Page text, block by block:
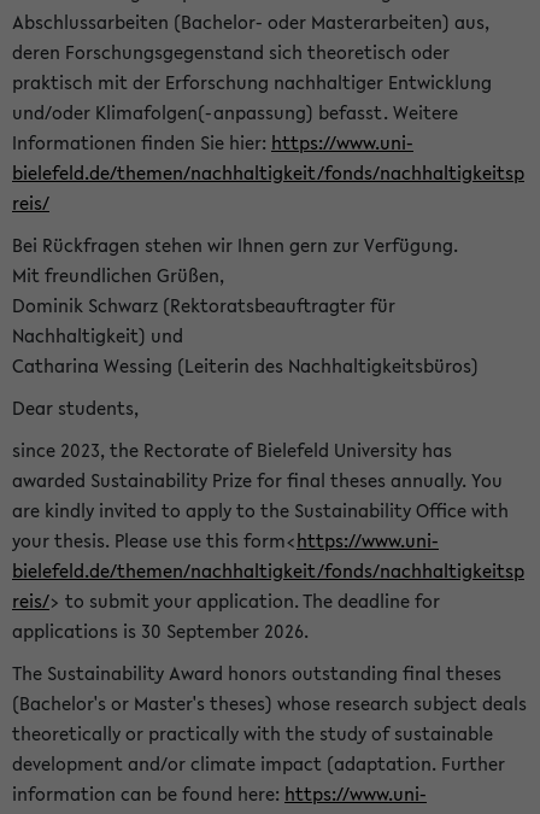
Abschlussarbeiten (Bachelor- oder Masterarbeiten) aus,
deren Forschungsgegenstand sich theoretisch oder
praktisch mit der Erforschung nachhaltiger Entwicklung
und/oder Klimafolgen(-anpassung) befasst. Weitere
Informationen finden Sie hier: https://www.uni-
bielefeld.de/themen/nachhaltigkeit/fonds/nachhaltigkeitsp
reis/
Bei Rückfragen stehen wir Ihnen gern zur Verfügung.
Mit freundlichen Grüßen,
Dominik Schwarz (Rektoratsbeauftragter für
Nachhaltigkeit) und
Catharina Wessing (Leiterin des Nachhaltigkeitsbüros)
Dear students,
since 2023, the Rectorate of Bielefeld University has
awarded Sustainability Prize for final theses annually. You
are kindly invited to apply to the Sustainability Office with
your thesis. Please use this form<https://www.uni-
bielefeld.de/themen/nachhaltigkeit/fonds/nachhaltigkeitsp
reis/> to submit your application. The deadline for
applications is 30 September 2026.
The Sustainability Award honors outstanding final theses
(Bachelor's or Master's theses) whose research subject deals
theoretically or practically with the study of sustainable
development and/or climate impact (adaptation. Further
information can be found here: https://www.uni-